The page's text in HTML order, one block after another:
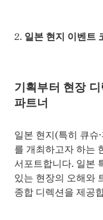
2. 일본 현지 이벤트
기획부터 현장
파트너
일본 현지(특히 큐슈
를 개최하고자 하는
서포트합니다. 일본
있는 현장의 오해와
종합 디렉션을 제공